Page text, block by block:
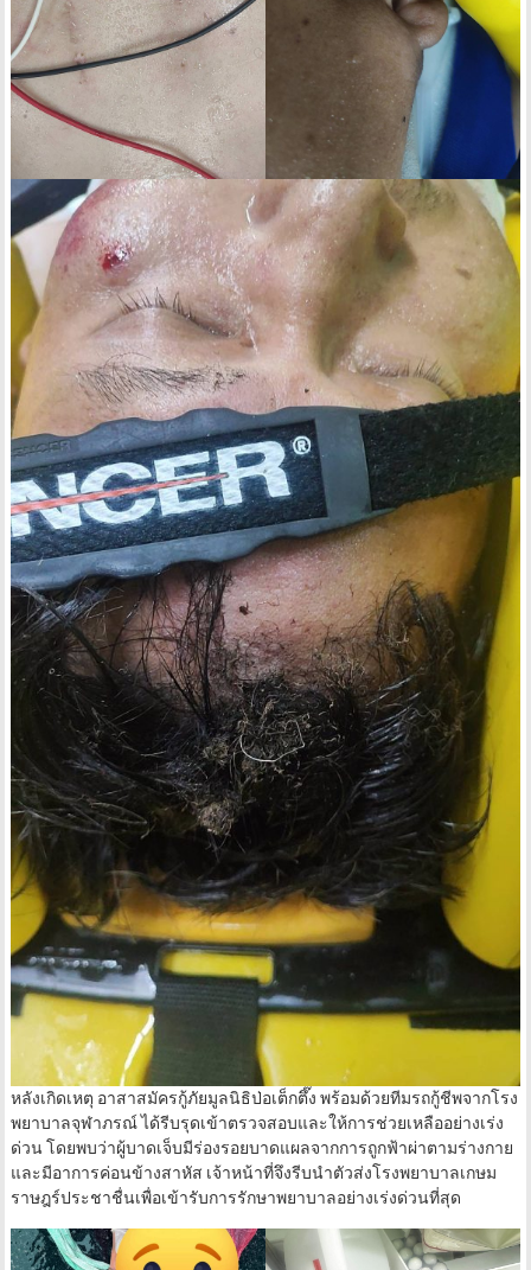
หลังเกิดเหตุ อาสาสมัครกู้ภัยมูลนิธิป่อเต็กตึ๊ง พร้อมด้วยทีมรถกู้ชีพจากโรง
พยาบาลจุฬาภรณ์ ได้รีบรุดเข้าตรวจสอบและให้การช่วยเหลืออย่างเร่ง
ด่วน โดยพบว่าผู้บาดเจ็บมีร่องรอยบาดแผลจากการถูกฟ้าผ่าตามร่างกาย
และมีอาการค่อนข้างสาหัส เจ้าหน้าที่จึงรีบนำตัวส่งโรงพยาบาลเกษม
ราษฎร์ประชาชื่นเพื่อเข้ารับการรักษาพยาบาลอย่างเร่งด่วนที่สุด